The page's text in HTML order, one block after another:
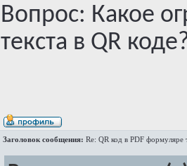
Вопрос: Какое
текста в QR
Заголовок сообщения: Re: QR код в PDF формуляре